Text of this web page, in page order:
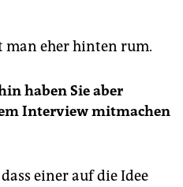
man eher hinten rum.
haben Sie aber
Interview mitmachen
einer auf die Idee